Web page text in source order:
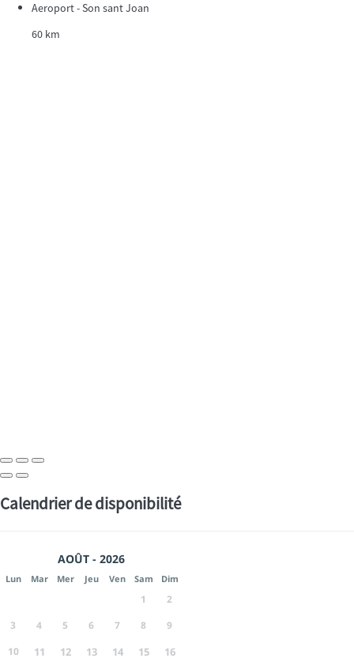
Aeroport - Son sant Joan
60 km
Calendrier de disponibilité
AOÛT - 2026
Lun Mar Mer Jeu Ven Sam Dim
1
2
3
4 5 6 7 8
9
10
11 12 13 14 15
16